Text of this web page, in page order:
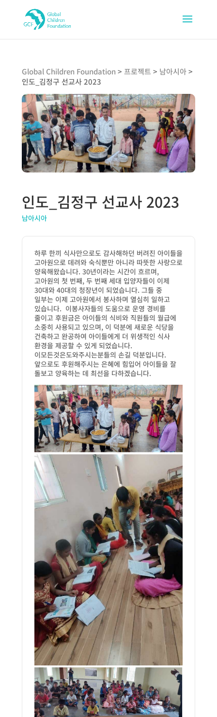
Global Children Foundation > 프로젝트 > 남아시아>
인도_김정구 선교사 2023
인도_김정구 선교사 2023
남아시아
하루 한끼 식사만으로도 감사해하던 버려진 아이들을
고아원으로 데려와 숙식뿐만 아니라 따뜻한 사랑으로
양육해왔습니다. 30년이라는 시간이 흐르며,
고아원의 첫 번째, 두 번째 세대 입양자들이 이제
30대와40대의 청장년이 되었습니다. 그들 중
일부는 이제 고아원에서 봉사하며 열심히 일하고
있습니다. 이봉사자들의 도움으로 운영 경비를
줄이고 후원금은 아이들의 식비와 직원들의 월급에
소중히 사용되고 있으며, 이 덕분에 새로운 식당을
건축하고 완공하여 아이들에게 더 위생적인 식사
환경을 제공할 수 있게 되었습니다.
이모든것은도와주시는분들의 손길 덕분입니다.
앞으로도 후원해주시는 은혜에 힘입어 아이들을 잘
돌보고 양육하는 데 최선을 다하겠습니다.